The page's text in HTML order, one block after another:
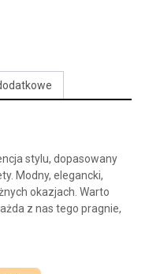
stylu, dopasowany
Modny, elegancki,
okazjach. Warto
z nas tego pragnie,